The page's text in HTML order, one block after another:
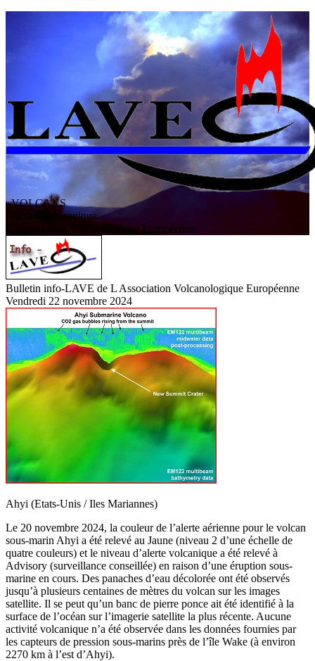
VOLCANS
/ Activité volcanique
ssociation V olcanologiqueEuropéenne
Bulletin info-LAVE de L Association Volcanologique Européenne
Vendredi 22 novembre 2024
Ahyi (Etats-Unis / Iles Mariannes)
Le 20 novembre 2024, la couleur de l’alerte aérienne pour le volcan
sous-marin Ahyi a été relevé au Jaune (niveau 2 d’une échelle de
quatre couleurs) et le niveau d’alerte volcanique a été relevé à
Advisory (surveillance conseillée) en raison d’une éruption sous-
marine en cours. Des panaches d’eau décolorée ont été observés
jusqu’à plusieurs centaines de mètres du volcan sur les images
satellite. Il se peut qu’un banc de pierre ponce ait été identifié à la
surface de l’océan sur l’imagerie satellite la plus récente. Aucune
activité volcanique n’a été observée dans les données fournies par
les capteurs de pression sous-marins près de l’île Wake (à environ
2270 km à l’est d’Ahyi).